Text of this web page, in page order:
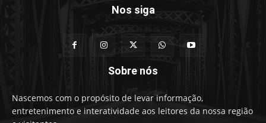
Nos siga
Sobre nós
Nascemos com o propósito de levar informação,
entretenimento e interatividade aos leitores da nossa região